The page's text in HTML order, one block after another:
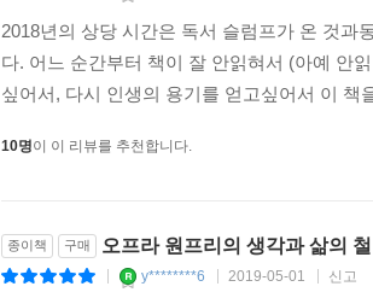
2018년의 상당 시간은 독서 슬럼프가 온 것과
다. 어느 순간부터 책이 잘 안읽혀서 (아예 안
싶어서, 다시 인생의 용기를 얻고싶어서 이
10명이 이 리뷰를 추천합니다.
종이책 구매 오프라 원프리의 생각과 삶의
y********6 2019-05-01 신고